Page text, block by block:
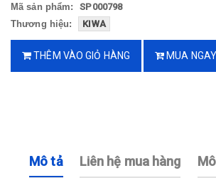
Mã sản phẩm:
SP000798
Thương hiệu:
KIWA
THÊM VÀO GIỎ HÀNG MUA NGAY
Mô tả Liên hệ mua hàng